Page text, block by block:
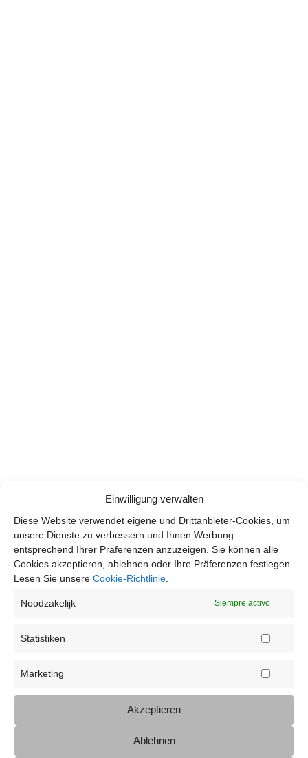
Einwilligung verwalten
Diese Website verwendet eigene und Drittanbieter-Cookies, um
unsere Dienste zu verbessern und Ihnen Werbung
entsprechend Ihrer Präferenzen anzuzeigen. Sie können alle
Cookies akzeptieren, ablehnen oder Ihre Präferenzen festlegen.
Lesen Sie unsere Cookie-Richtlinie
Noodzakelijk Siempre activo
Statistiken
Marketing
Akzeptieren
Ablehnen